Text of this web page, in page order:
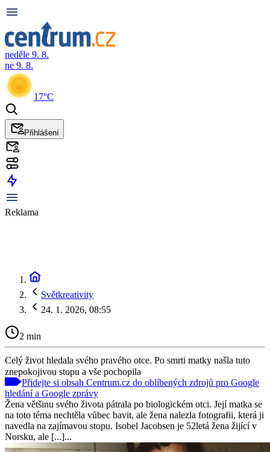
neděle 9. 8.
ne 9. 8.
17°C
Přihlášení
Reklama
Světkreativity
24. 1. 2026, 08:55
2 min
Celý život hledala svého pravého otce. Po smrti matky našla tuto
znepokojivou stopu a vše pochopila
Přidejte si obsah Centrum.cz do oblíbených zdrojů pro Google
hledání a Google zprávy
Žena většinu svého života pátrala po biologickém otci. Její matka se
na toto téma nechtěla vůbec bavit, ale žena nalezla fotografii, která ji
navedla na zajímavou stopu. Isobel Jacobsen je 52letá žena žijící v
Norsku, ale [...]...